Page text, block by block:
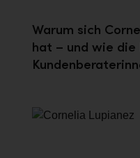
Warum sich
hat – und wie die